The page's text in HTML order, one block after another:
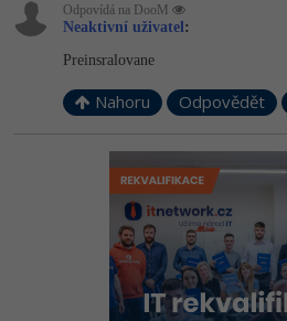
Odpovídá na DooM
Neaktivní uživatel:
Preinsralovane
Nahoru Odpovědět